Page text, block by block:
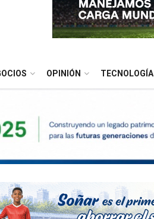
OPINIÓN TECNOLOGÍA